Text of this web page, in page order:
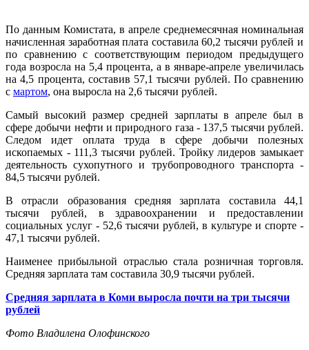
По данным Комистата, в апреле среднемесячная номинальная
начисленная заработная плата составила 60,2 тысячи рублей и
по сравнению с соответствующим периодом предыдущего
года возросла на 5,4 процента, а в январе-апреле увеличилась
на 4,5 процента, составив 57,1 тысячи рублей. По сравнению
с мартом, она выросла на 2,6 тысячи рублей.
Самый высокий размер средней зарплаты в апреле был в
сфере добычи нефти и природного газа - 137,5 тысячи рублей.
Следом идет оплата труда в сфере добычи полезных
ископаемых - 111,3 тысячи рублей. Тройку лидеров замыкает
деятельность сухопутного и трубопроводного транспорта -
84,5 тысячи рублей.
В отрасли образования средняя зарплата составила 44,1
тысячи рублей, в здравоохранении и предоставлении
социальных услуг - 52,6 тысячи рублей, в культуре и спорте -
47,1 тысячи рублей.
Наименее прибыльной отраслью стала розничная торговля.
Средняя зарплата там составила 30,9 тысячи рублей.
Средняя зарплата в Коми выросла почти на три тысячи
рублей
Фото Владилена Олофинского